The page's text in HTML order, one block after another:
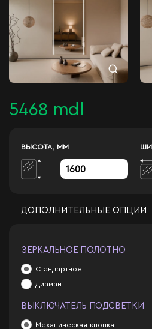
5468 mdl
ВЫСОТА, ММ
ДОПОЛНИТЕЛЬНЫЕ ОПЦИИ
ЗЕРКАЛЬНОЕ ПОЛОТНО
Стандартное
Диамант
ВЫКЛЮЧАТЕЛЬ ПОДСВЕТКИ
Механическая кнопка